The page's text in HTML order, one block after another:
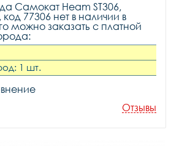
Самокат Heam ST306,
77306 нет в наличии в
можно заказать с платной
1 шт.
Отзывы